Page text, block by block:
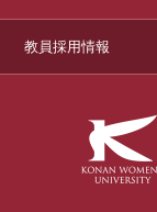
教員採用情報